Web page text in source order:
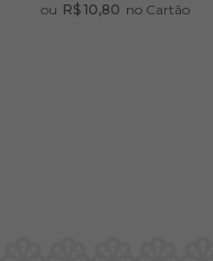
ou R$ 10,80 no Cartão